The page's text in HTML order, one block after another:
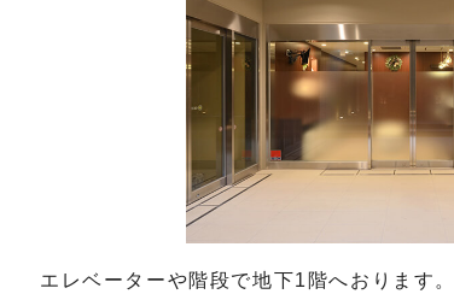
エレベーターや階段で地下1階へおります。